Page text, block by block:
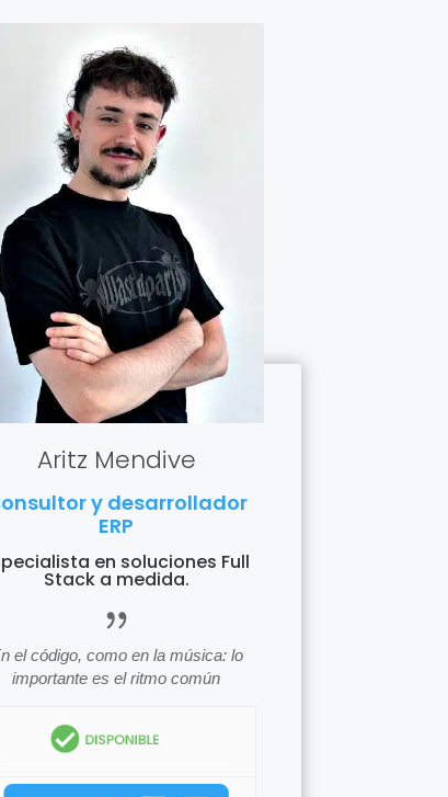
Aritz Mendive
y desarrollador
ERP
en soluciones Full
Stack a medida.
icon_quotations
el código, como en la música: lo
importante es el ritmo común